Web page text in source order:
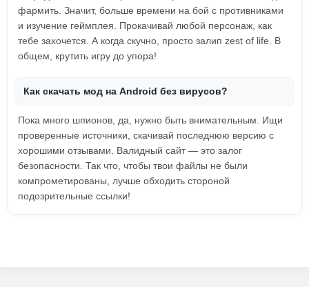
фармить. Значит, больше времени на бой с противниками
и изучение геймплея. Прокачивай любой персонаж, как
тебе захочется. А когда скучно, просто залип zest of life. В
общем, крутить игру до упора!
Как скачать мод на Android без вирусов?
Пока много шпионов, да, нужно быть внимательным. Ищи
проверенные источники, скачивай последнюю версию с
хорошими отзывами. Валидный сайт — это залог
безопасности. Так что, чтобы твои файлы не были
компрометированы, лучше обходить стороной
подозрительные ссылки!